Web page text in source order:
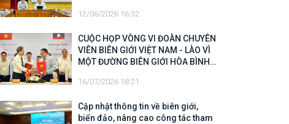
12/06/2026 16:32
CUỘC HỌP VÒNG VI ĐOÀN CHUYÊN
VIÊN BIÊN GIỚI VIỆT NAM - LÀO VÌ
MỘT ĐƯỜNG BIÊN GIỚI HÒA BÌNH,
16/07/2026 18:21
Cập nhật thông tin về biên giới,
biển đảo, nâng cao công tác tham